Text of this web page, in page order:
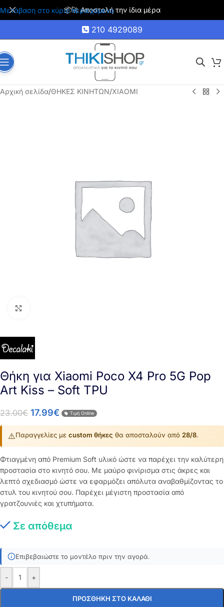
Μετάβαση στο κύριο περιεχόμενο
🚚 Δωρεάν μεταφορικά για αγορές άνω των 35€
210 4929089
Αρχική σελίδα/ΘΗΚΕΣ ΚΙΝΗΤΩΝ/XIAOMI
Θήκη για Xiaomi Poco X4 Pro 5G Pop
Art Kiss – Soft TPU
23.00€ 17.99€ Τιμή Online
⚠️Παραγγελίες με custom θήκες θα αποσταλούν από 28/8.
Φτιαγμένη από Premium Soft υλικό ώστε να παρέχει την καλύτερη
προστασία στο κινητό σου. Με μαύρο φινίρισμα στις άκρες και
λεπτό σχεδιασμό ώστε να εφαρμόζει απόλυτα αναβαθμίζοντας το
στυλ του κινητού σου. Παρέχει μέγιστη προστασία από
γρατζουνιές και χτυπήματα.
Σε απόθεμα
Επιβεβαιώστε το μοντέλο πριν την αγορά.
- +
ΠΡΟΣΘΉΚΗ ΣΤΟ ΚΑΛΆΘΙ